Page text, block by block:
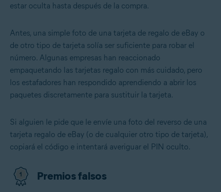
estar oculta hasta después de la compra.
Antes, una simple foto de una tarjeta de regalo de eBay o
de otro tipo de tarjeta solía ser suficiente para robar el
número. Algunas empresas han reaccionado
empaquetando las tarjetas regalo con más cuidado, pero
los estafadores han respondido aprendiendo a abrir los
paquetes discretamente para sustituir la tarjeta.
Si alguien le pide que le envíe una foto del reverso de una
tarjeta regalo de eBay (o de cualquier otro tipo de tarjeta),
copiará el código e intentará averiguar el PIN oculto.
Premios falsos